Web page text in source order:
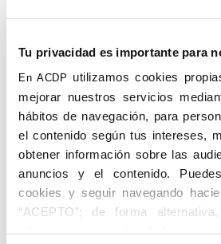
Tu privacidad es importante para
En ACDP utilizamos cookies
mejorar nuestros servicios
hábitos de navegación, para
el contenido según tus intereses,
obtener información sobre las
anuncios y el contenido.
cookies y seguir navegando
“ACEPTO”; de forma
información más detallada y
1 ... 14 15
17
Cedinfor
Centros